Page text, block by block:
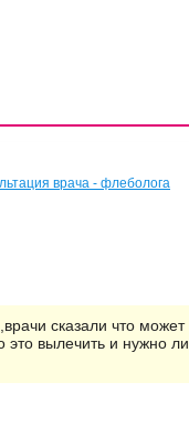
врача - флеболога
сказали что может
это вылечить и нужно ли